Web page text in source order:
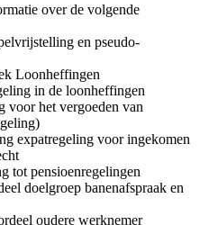
over de volgende
en pseudo-
Loonheffingen
in de loonheffingen
het vergoeden van
expatregeling voor ingekomen
pensioenregelingen
doelgroep banenafspraak en
oudere werknemer